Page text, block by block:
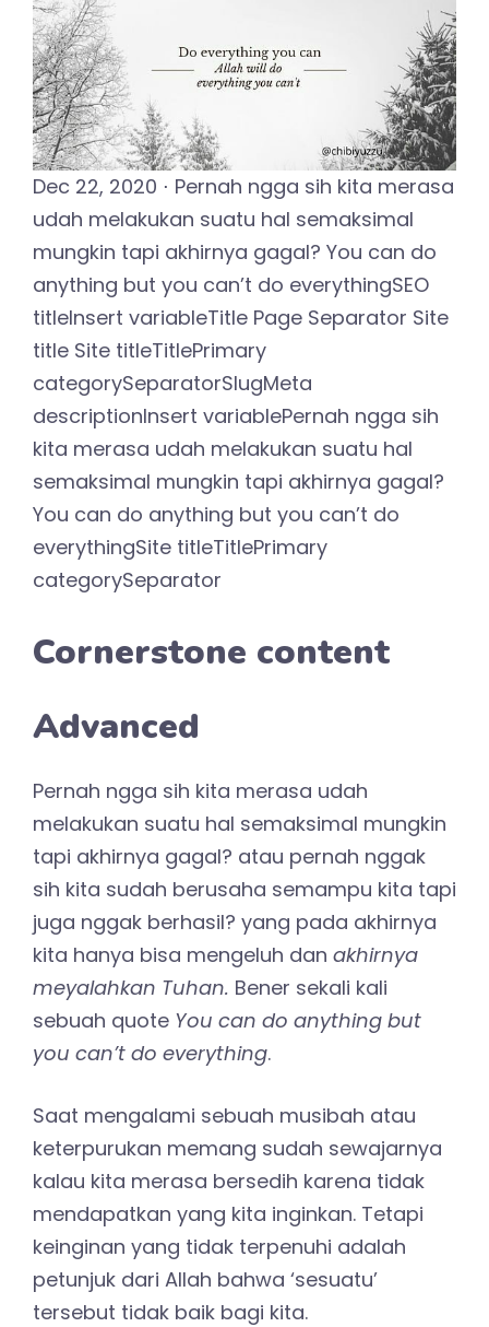
Dec 22, 2020 ⋅ Pernah ngga sih kita merasa
udah melakukan suatu hal semaksimal
mungkin tapi akhirnya gagal? You can do
anything but you can’t do everythingSEO
titleInsert variableTitle Page Separator Site
title Site titleTitlePrimary
categorySeparatorSlugMeta
descriptionInsert variablePernah ngga sih
kita merasa udah melakukan suatu hal
semaksimal mungkin tapi akhirnya gagal?
You can do anything but you can’t do
everythingSite titleTitlePrimary
categorySeparator
Cornerstone content
Advanced
Pernah ngga sih kita merasa udah
melakukan suatu hal semaksimal mungkin
tapi akhirnya gagal? atau pernah nggak
sih kita sudah berusaha semampu kita tapi
juga nggak berhasil? yang pada akhirnya
kita hanya bisa mengeluh dan akhirnya
meyalahkan Tuhan. Bener sekali kali
sebuah quote You can do anything but
you can’t do everything.
Saat mengalami sebuah musibah atau
keterpurukan memang sudah sewajarnya
kalau kita merasa bersedih karena tidak
mendapatkan yang kita inginkan. Tetapi
keinginan yang tidak terpenuhi adalah
petunjuk dari Allah bahwa ‘sesuatu’
tersebut tidak baik bagi kita.